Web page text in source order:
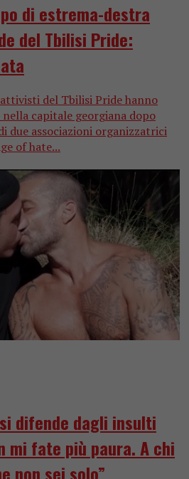
di estrema-destra
del Tbilisi Pride:
del Tbilisi Pride hanno
capitale georgiana dopo
due associazioni organizzatrici
of hate...
difende dagli insulti
mi fate più paura. A chi
non sei solo”